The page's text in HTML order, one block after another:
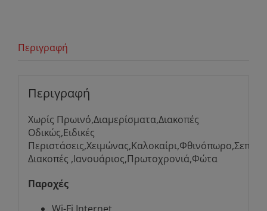
Περιγραφή
Περιγραφή
Χωρίς Πρωινό,Διαμερίσματα,Διακοπές
Οδικώς,Ειδικές
Διακοπές ,Ιανουάριος,Πρωτοχρονιά,Φώτα
Παροχές
Wi-Fi Internet